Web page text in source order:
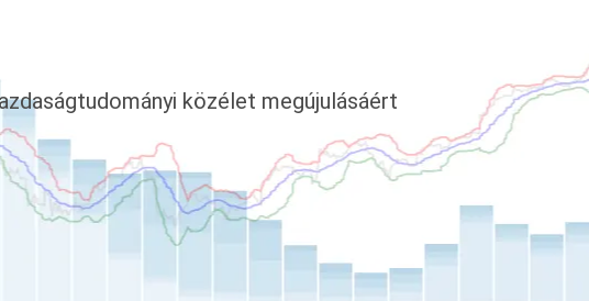
közélet megújulásáért